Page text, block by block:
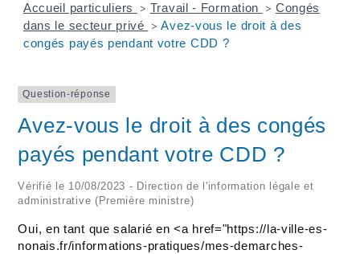
Accueil particuliers > Travail - Formation > Congés
dans le secteur privé
> Avez-vous le droit à des
congés payés pendant votre CDD ?
Question-réponse
Avez-vous le droit à des congés
payés pendant votre CDD ?
Vérifié le 10/08/2023 - Direction de l'information légale et
administrative (Première ministre)
Oui, en tant que salarié en <a href="https://la-ville-es-
nonais.fr/informations-pratiques/mes-demarches-